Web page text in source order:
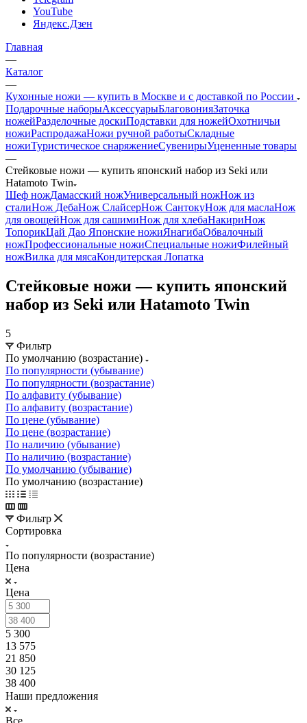
YouTube
Яндекс.Дзен
Главная
—
Каталог
—
Кухонные ножи — купить в Москве и с доставкой по России
Подарочные наборыАксессуарыБлаговонияЗаточка
ножейРазделочные доскиПодставки для ножейОхотничьи
ножиРаспродажаНожи ручной работыСкладные
ножиТуристическое снаряжениеСувенирыУцененные товары
—
Стейковые ножи — купить японский набор из Seki или
Hatamoto Twin
Шеф ножДамасский ножУниверсальный ножНож из
сталиНож ДебаНож СлайсерНож СантокуНож для маслаНож
для овощейНож для сашимиНож для хлебаНакириНож
ТопорикЦай Дао Японские ножиЯнагибаОбвалочный
ножПрофессиональные ножиСпециальные ножиФилейный
ножВилка для мясаКондитерская Лопатка
Стейковые ножи — купить японский
набор из Seki или Hatamoto Twin
5
Фильтр
По умолчанию (возрастание)
По популярности (убывание)
По популярности (возрастание)
По алфавиту (убывание)
По алфавиту (возрастание)
По цене (убывание)
По цене (возрастание)
По наличию (убывание)
По наличию (возрастание)
По умолчанию (убывание)
По умолчанию (возрастание)
Фильтр
Сортировка
По популярности (возрастание)
Цена
Цена
5 300
13 575
21 850
30 125
38 400
Наши предложения
Все